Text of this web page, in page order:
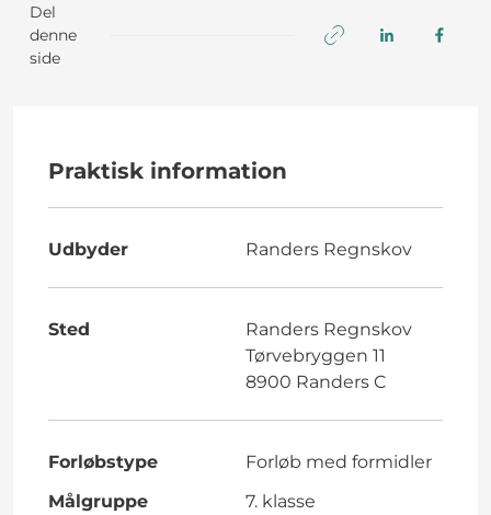
Del
denne
side
Praktisk information
Udbyder Randers Regnskov
Sted
Randers Regnskov
Tørvebryggen 11
8900 Randers C
Forløbstype
Forløb med formidler
Målgruppe
7. klasse